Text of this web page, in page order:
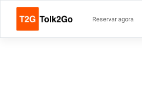
Reservar agora